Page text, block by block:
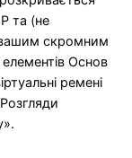
та (не
вашим скромним
Основ
ремені